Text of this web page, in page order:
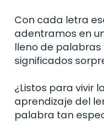
Con cada letra
adentramos en
lleno de palabras
significados
¿Listos para vivir
aprendizaje del
palabra tan